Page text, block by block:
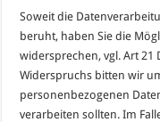
Soweit die
beruht, haben Sie die
widersprechen, vgl. Art 21
Widerspruchs bitten wir
personenbezogenen
verarbeiten sollten. Im